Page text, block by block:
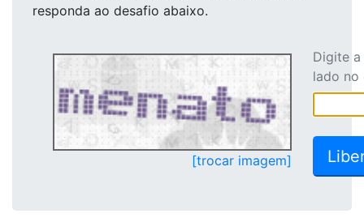
responda ao desafio abaixo.
[trocar imagem]
Digite
lado no